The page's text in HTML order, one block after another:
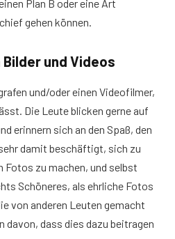
Plan B oder eine Art
gehen können.
Bilder und Videos
und/oder einen Videofilmer,
Die Leute blicken gerne auf
erinnern sich an den Spaß, den
damit beschäftigt, sich zu
Fotos zu machen, und selbst
Schöneres, als ehrliche Fotos
von anderen Leuten gemacht
davon, dass dies dazu beitragen